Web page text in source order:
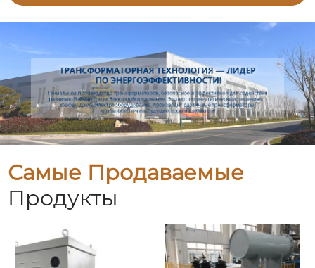
Самые Продаваемые
Продукты